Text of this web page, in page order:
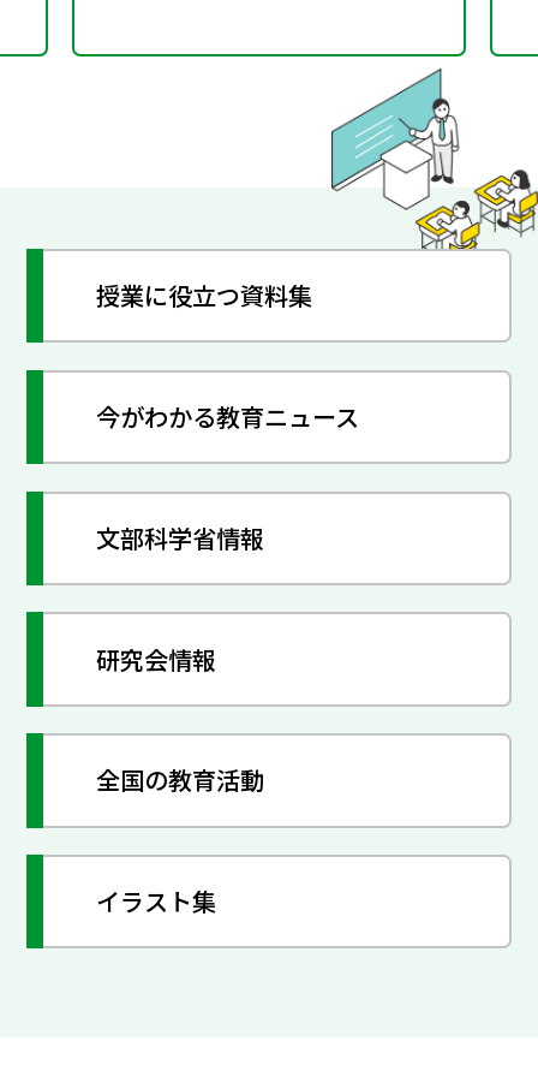
授業に役立つ資料集
今がわかる教育ニュース
文部科学省情報
研究会情報
全国の教育活動
イラスト集